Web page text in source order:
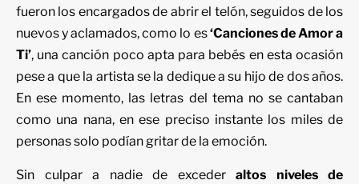
fueron los encargados de abrir el telón, seguidos de los
nuevos y aclamados, como lo es‘Canciones de Amor a
Ti’, una canción poco apta para bebés en esta ocasión
pese a que la artista se la dedique a su hijo de dos años.
En ese momento, las letras del tema no se cantaban
como una nana, en ese preciso instante los miles de
personas solo podían gritar de la emoción.
Sin culpar a nadie de exceder altos niveles de